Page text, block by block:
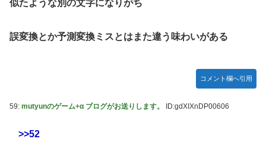
似たような別の文字になりがち
誤変換とか予測変換ミスとはまた違う味わいがある
コメント欄へ引用
59: mutyunのゲーム+α ブログがお送りします。 ID:gdXIXnDP00606
>>52